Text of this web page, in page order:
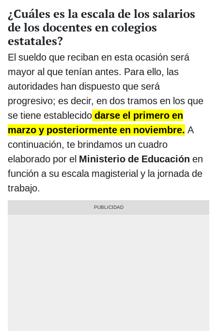
¿Cuáles es la escala de los salarios
de los docentes en colegios
estatales?
El sueldo que reciban en esta ocasión será
mayor al que tenían antes. Para ello, las
autoridades han dispuesto que será
progresivo; es decir, en dos tramos en los que
se tiene establecido darse el primero en
marzo y posteriormente en noviembre. A
continuación, te brindamos un cuadro
elaborado por el Ministerio de Educación en
función a su escala magisterial y la jornada de
trabajo.